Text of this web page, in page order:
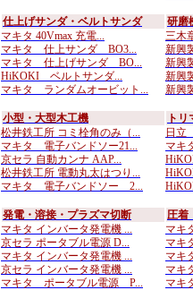
仕上げサンダ・ベルトサンダ
マキタ 40Vmax 充電...
マキタ 仕上サンダ BO3...
マキタ 仕上げサンダ BO...
HiKOKI ベルトサンダ...
マキタ ランダムオービット...
研磨
三木
新興
新興
新興
新興
小型・大型木工機
松井鉄工所 コミ栓角のみ（...
マキタ 電子バンドソー21...
京セラ 自動カンナ AAP...
松井鉄工所 電動丸太はつり...
マキタ 電子バンドソー 2...
ト
日
マキ
発電・溶接・プラズマ切断
マキタ インバータ発電機 ...
京セラ ポータブル電源 D...
マキタ インバータ発電機 ...
京セラ インバータ発電機 ...
マキタ ポータブル電源 P...
圧着
マキ
マキ
マキ
マキ
マキ